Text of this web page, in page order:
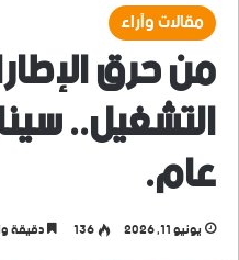
مقالات وآراء
من حرق
التشغيل..
عام.
يونيو 11, 2026 136 دقيقة